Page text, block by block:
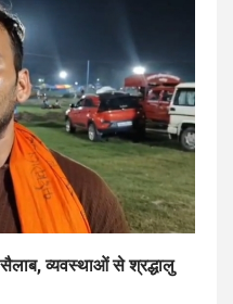
व्यवस्थाओं से श्रद्धालु